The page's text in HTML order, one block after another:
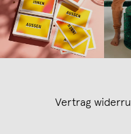
Vertrag